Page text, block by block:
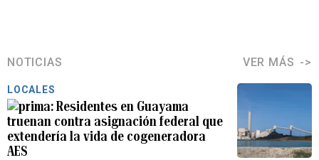
NOTICIAS VER MÁS
LOCALES
Residentes en Guayama
truenan contra asignación federal que
extendería la vida de cogeneradora
AES